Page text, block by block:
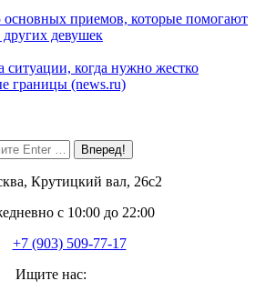
приемов, которые помогают
других девушек
ситуации, когда нужно жестко
границы (news.ru)
Крутицкий вал, 26с2
с 10:00 до 22:00
+7 (903) 509-77-17
Ищите нас: